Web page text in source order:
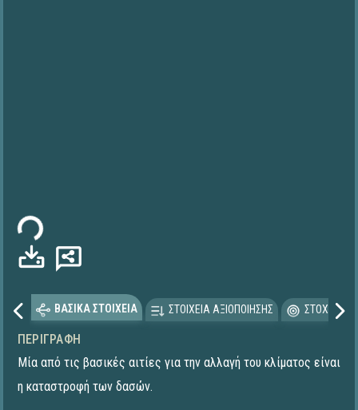
ΒΑΣΙΚΑ ΣΤΟΙΧΕΙΑ ΣΤΟΙΧΕΙΑ ΑΞΙΟΠΟΙΗΣΗΣ
ΠΕΡΙΓΡΑΦΉ
Μία από τις βασικές αιτίες για την αλλαγή του κλίματος είναι
η καταστροφή των δασών.